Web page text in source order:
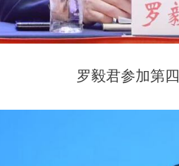
罗毅君参加第四